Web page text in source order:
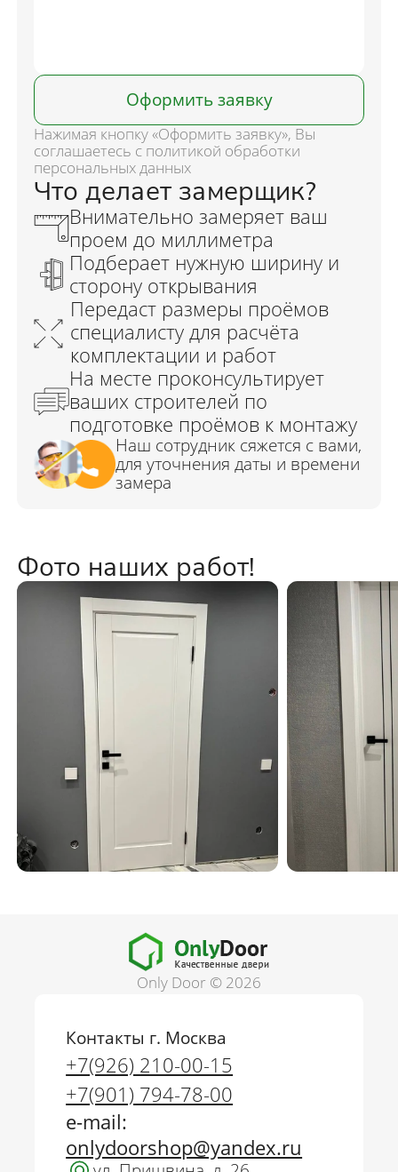
Оформить заявку
Нажимая кнопку «Оформить заявку», Вы
соглашаетесь с политикой обработки
персональных данных
Фото наших работ!
Only Door © 2026
Контакты г. Москва
+7(926) 210-00-15
+7(901) 794-78-00
e-mail:
onlydoorshop@yandex.ru